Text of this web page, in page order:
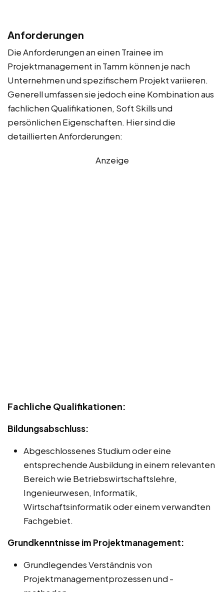
Anforderungen
Die Anforderungen an einen Trainee im
Projektmanagement in Tamm können je nach
Unternehmen und spezifischem Projekt variieren.
Generell umfassen sie jedoch eine Kombination aus
fachlichen Qualifikationen, Soft Skills und
persönlichen Eigenschaften. Hier sind die
detaillierten Anforderungen:
Anzeige
Fachliche Qualifikationen:
Bildungsabschluss:
Abgeschlossenes Studium oder eine
entsprechende Ausbildung in einem relevanten
Bereich wie Betriebswirtschaftslehre,
Ingenieurwesen, Informatik,
Wirtschaftsinformatik oder einem verwandten
Fachgebiet.
Grundkenntnisse im Projektmanagement:
Grundlegendes Verständnis von
Projektmanagementprozessen und -